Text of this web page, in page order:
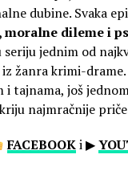
dubine. Svaka
dileme i
seriju jednim od
žanra krimi-drame.
tajnama, još
najmračnije
FACEBOOKi ▶